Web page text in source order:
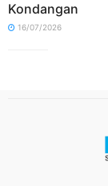
Kondangan
16/07/2026